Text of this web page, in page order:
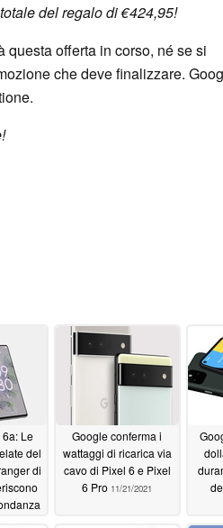
del regalo di €424,95!
questa offerta in corso, né se si
che deve finalizzare.
Le
del
di
Google conferma i
wattaggi di ricarica via
cavo di Pixel 6 e Pixel
6 Pro 11/21/2021